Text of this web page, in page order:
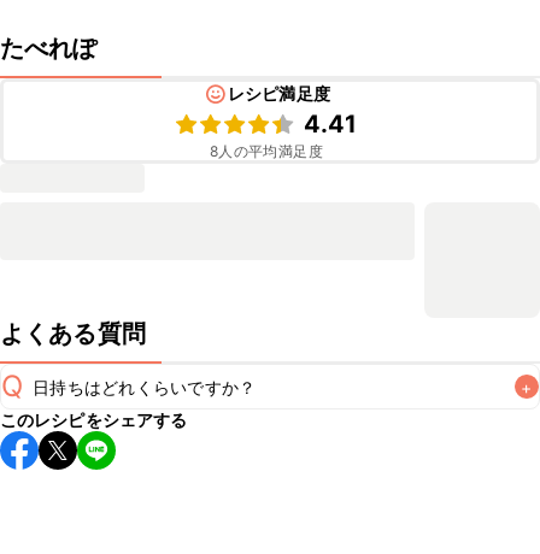
たべれぽ
レシピ満足度
4.41
8人の平均満足度
よくある質問
Q 日持ちはどれくらいですか？ +
保存期間は冷蔵で当日中が目安です。なるべくお早めにお召
し上がりください。
このレシピをシェアする